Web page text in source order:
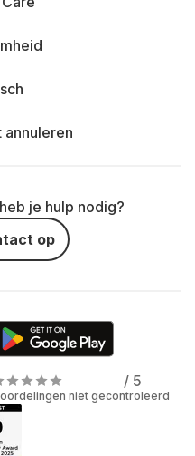
annuleren
je hulp nodig?
op
/ 5
niet gecontroleerd